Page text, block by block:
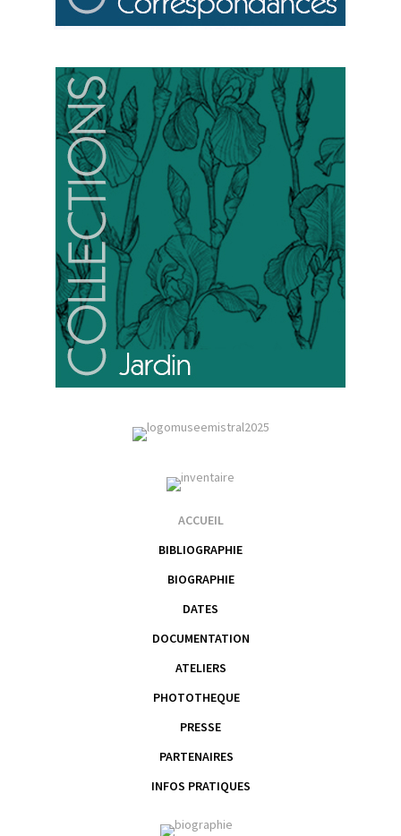
ACCUEIL
BIBLIOGRAPHIE
BIOGRAPHIE
DATES
DOCUMENTATION
ATELIERS
PHOTOTHEQUE
PRESSE
PARTENAIRES
INFOS PRATIQUES